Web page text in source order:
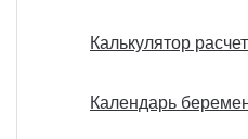
Калькулятор
Календарь